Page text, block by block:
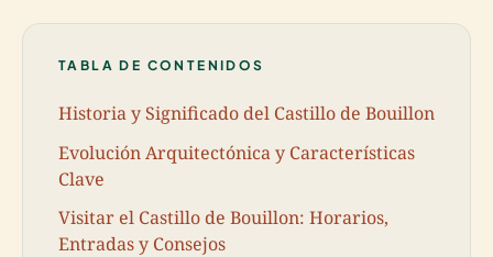
TABLA DE CONTENIDOS
Historia y Significado del Castillo de Bouillon
Evolución Arquitectónica y Características
Clave
Visitar el Castillo de Bouillon: Horarios,
Entradas y Consejos